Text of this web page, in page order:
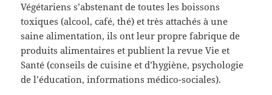
Végétariens s’abstenant de toutes les boissons
toxiques (alcool, café, thé) et très attachés à une
saine alimentation, ils ont leur propre fabrique de
produits alimentaires et publient la revue Vie et
Santé (conseils de cuisine et d’hygiène, psychologie
de l’éducation, informations médico-sociales).